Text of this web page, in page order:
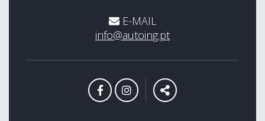
E-MAIL
info@autoing.pt
LINK PARA A PÁGINA DE
LINK PARA A PÁGINA DE
PARTILHAR